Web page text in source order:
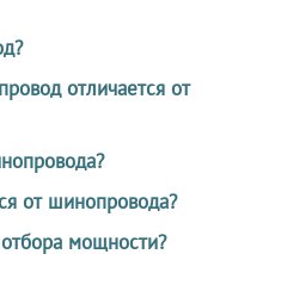
отличается от
от шинопровода?
мощности?